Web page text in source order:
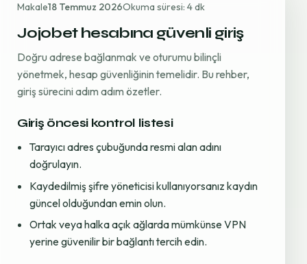
Makale18 Temmuz 2026Okuma süresi: 4 dk
Jojobet hesabına güvenli giriş
Doğru adrese bağlanmak ve oturumu bilinçli
yönetmek, hesap güvenliğinin temelidir. Bu rehber,
giriş sürecini adım adım özetler.
Giriş öncesi kontrol listesi
Tarayıcı adres çubuğunda resmi alan adını
doğrulayın.
Kaydedilmiş şifre yöneticisi kullanıyorsanız kaydın
güncel olduğundan emin olun.
Ortak veya halka açık ağlarda mümkünse VPN
yerine güvenilir bir bağlantı tercih edin.